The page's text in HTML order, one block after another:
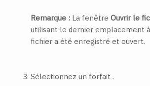
Remarque : La fenêtreOuvrir le
utilisant le dernier emplacement
fichier a été enregistré et ouvert.
Sélectionnez un forfait .